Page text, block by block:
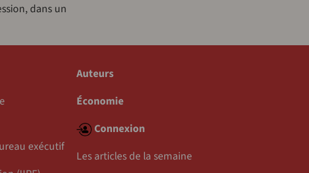
dans un
exécutif
Auteurs
Économie
Connexion
Les articles de la semaine